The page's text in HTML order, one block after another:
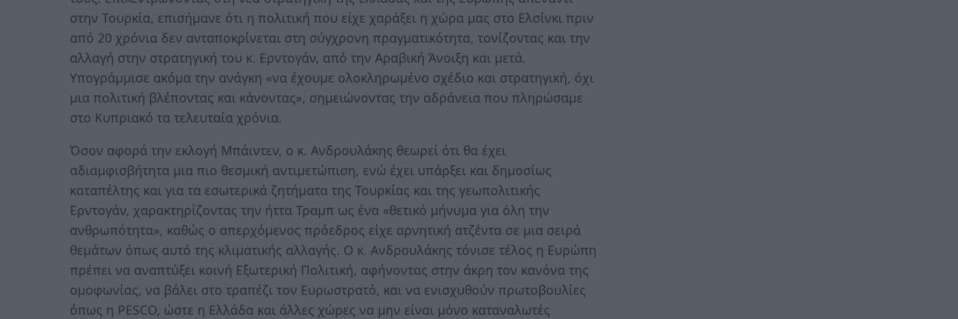
στην Τουρκία, επισήμανε ότι η πολιτική που είχε χαράξει η χώρα μας στο Ελσίνκι πριν
από 20 χρόνια δεν ανταποκρίνεται στη σύγχρονη πραγματικότητα, τονίζοντας και την
αλλαγή στην στρατηγική του κ. Ερντογάν, από την Αραβική Άνοιξη και μετά.
Υπογράμμισε ακόμα την ανάγκη «να έχουμε ολοκληρωμένο σχέδιο και στρατηγική, όχι
μια πολιτική βλέποντας και κάνοντας», σημειώνοντας την αδράνεια που πληρώσαμε
στο Κυπριακό τα τελευταία χρόνια.
Όσον αφορά την εκλογή Μπάιντεν, ο κ. Ανδρουλάκης θεωρεί ότι θα έχει
αδιαμφισβήτητα μια πιο θεσμική αντιμετώπιση, ενώ έχει υπάρξει και δημοσίως
καταπέλτης και για τα εσωτερικά ζητήματα της Τουρκίας και της γεωπολιτικής
Ερντογάν, χαρακτηρίζοντας την ήττα Τραμπ ως ένα «θετικό μήνυμα για όλη την
ανθρωπότητα», καθώς ο απερχόμενος πρόεδρος είχε αρνητική ατζέντα σε μια σειρά
θεμάτων όπως αυτό της κλιματικής αλλαγής. Ο κ. Ανδρουλάκης τόνισε τέλος η Ευρώπη
πρέπει να αναπτύξει κοινή Εξωτερική Πολιτική, αφήνοντας στην άκρη τον κανόνα της
ομοφωνίας, να βάλει στο τραπέζι τον Ευρωστρατό, και να ενισχυθούν πρωτοβουλίες
όπως η PESCΟ, ώστε η Ελλάδα και άλλες χώρες να μην είναι μόνο καταναλωτές